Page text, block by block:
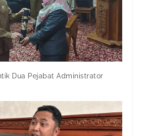
Dua Pejabat Administrator